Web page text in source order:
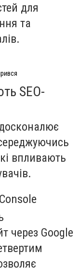
для
та
SEO-
впливають
через Google